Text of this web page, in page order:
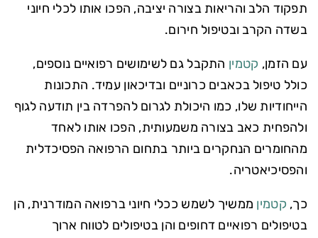
תפקוד הלב והריאות בצורה יציבה, הפכו אותו לכלי חיוני
בשדה הקרב ובטיפול חירום.
עם הזמן, קטמין התקבל גם לשימושים רפואיים נוספים,
כולל טיפול בכאבים כרוניים ובדיכאון עמיד. התכונות
הייחודיות שלו, כמו היכולת לגרום להפרדה בין תודעה לגוף
ולהפחית כאב בצורה משמעותית, הפכו אותו לאחד
מהחומרים הנחקרים ביותר בתחום הרפואה הפסיכדלית
והפסיכיאטריה.
כך, קטמין ממשיך לשמש ככלי חיוני ברפואה המודרנית, הן
בטיפולים רפואיים דחופים והן בטיפולים לטווח ארוך